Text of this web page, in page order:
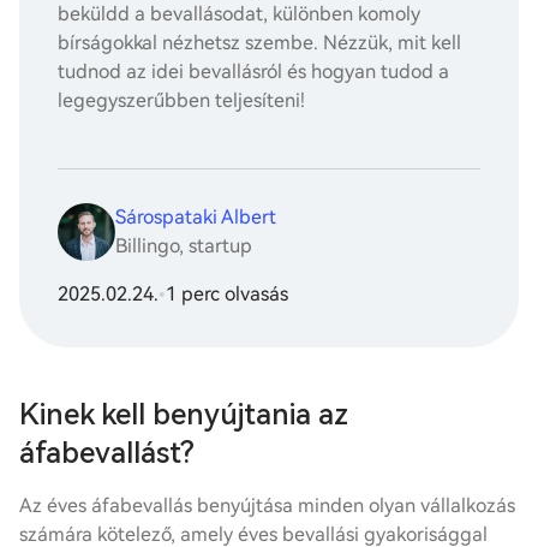
beküldd a bevallásodat, különben komoly
bírságokkal nézhetsz szembe. Nézzük, mit kell
tudnod az idei bevallásról és hogyan tudod a
legegyszerűbben teljesíteni!
Sárospataki Albert
Billingo, startup
2025.02.24.•1 perc olvasás
Kinek kell benyújtania az
áfabevallást?
Az éves áfabevallás benyújtása minden olyan vállalkozás
számára kötelező, amely éves bevallási gyakorisággal